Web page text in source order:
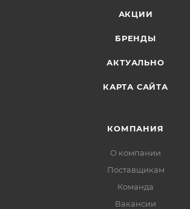
АКЦИИ
БРЕНДЫ
АКТУАЛЬНО
КАРТА САЙТА
КОМПАНИЯ
О компании
Поставщикам
Команда
Вакансии